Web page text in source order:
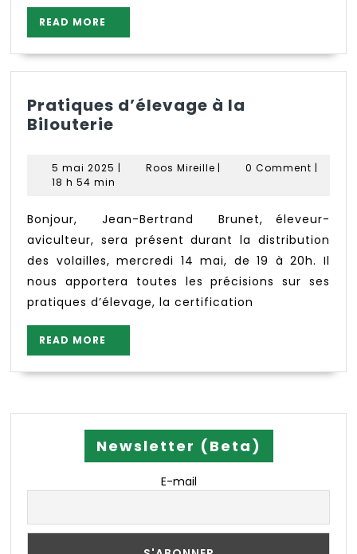
READ MORE
MORE
Pratiques d’élevage à la
Bilouterie
à
la
5 mai 2025 5| Roos MireilleRoos
| 0 Comment |
18 h 54 min
Bonjour, Jean-Bertrand Brunet, éleveur-
aviculteur, sera présent durant la distribution
des volailles, mercredi 14 mai, de 19 à 20h. Il
nous apportera toutes les précisions sur ses
pratiques d’élevage, la certification
READ MORE
MORE
Newsletter (Beta)
E-mail